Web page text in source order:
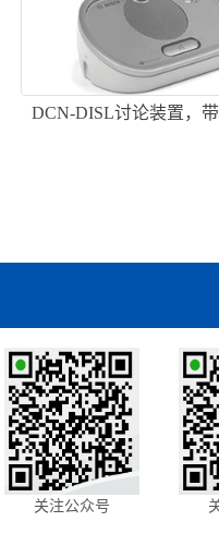
DCN-DISL讨论装置，
关注公众号